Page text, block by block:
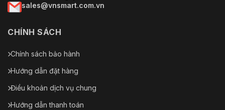
sales@vnsmart.com.vn
CHÍNH SÁCH
Chính sách bảo hành
Hướng dẫn đặt hàng
Điều khoản dịch vụ chung
Hướng dẫn thanh toán